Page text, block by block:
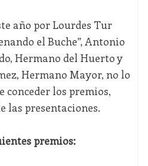
año por Lourdes Tur
el Buche”, Antonio
Hermano del Huerto y
Hermano Mayor, no lo
conceder los premios,
las presentaciones.
premios: